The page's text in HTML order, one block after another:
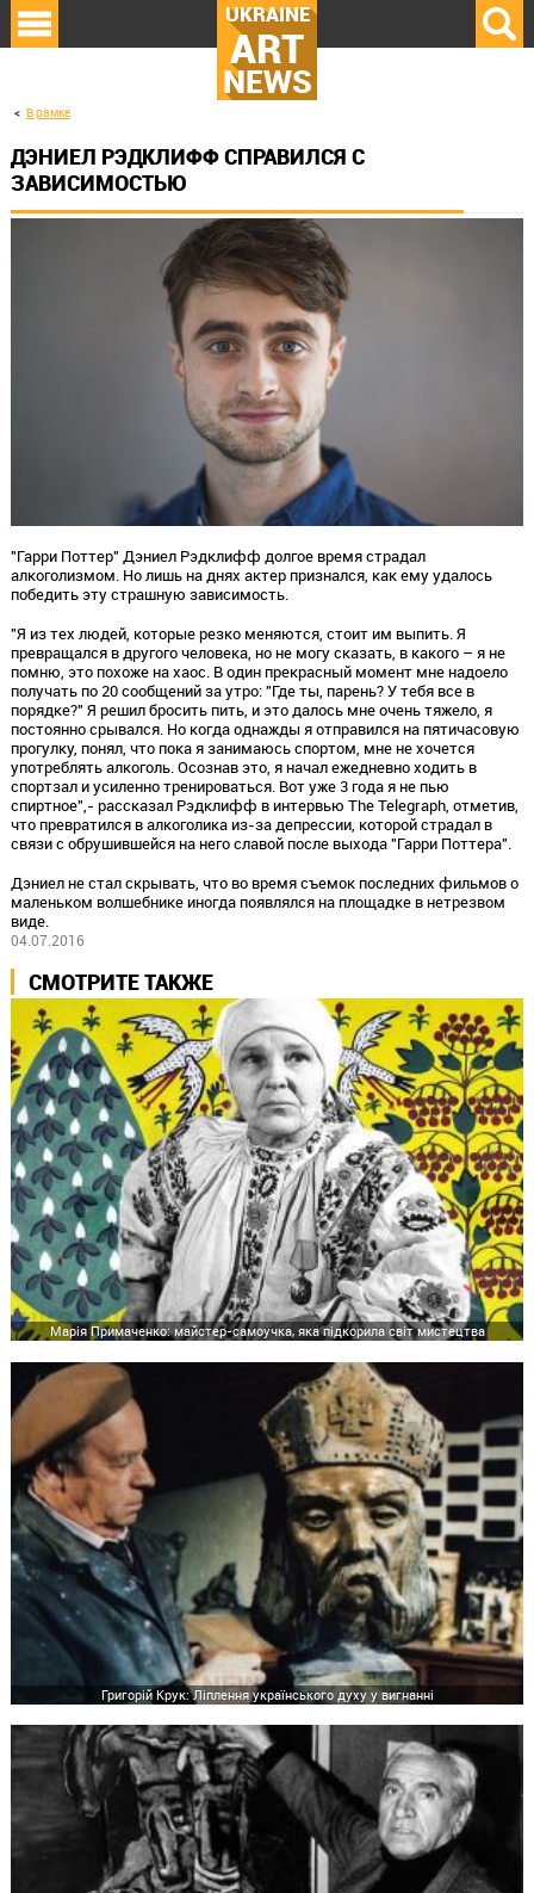
UKRAINE
ART
NEWS
В рамке
ДЭНИЕЛ РЭДКЛИФФ СПРАВИЛСЯ С
ЗАВИСИМОСТЬЮ
"Гарри Поттер" Дэниел Рэдклифф долгое время страдал
алкоголизмом. Но лишь на днях актер признался, как ему удалось
победить эту страшную зависимость.
"Я из тех людей, которые резко меняются, стоит им выпить. Я
превращался в другого человека, но не могу сказать, в какого – я не
помню, это похоже на хаос. В один прекрасный момент мне надоело
получать по 20 сообщений за утро: "Где ты, парень? У тебя все в
порядке?" Я решил бросить пить, и это далось мне очень тяжело, я
постоянно срывался. Но когда однажды я отправился на пятичасовую
прогулку, понял, что пока я занимаюсь спортом, мне не хочется
употреблять алкоголь. Осознав это, я начал ежедневно ходить в
спортзал и усиленно тренироваться. Вот уже 3 года я не пью
спиртное",- рассказал Рэдклифф в интервью The Telegraph, отметив,
что превратился в алкоголика из-за депрессии, которой страдал в
связи с обрушившейся на него славой после выхода "Гарри Поттера".
Дэниел не стал скрывать, что во время съемок последних фильмов о
маленьком волшебнике иногда появлялся на площадке в нетрезвом
виде.
04.07.2016
СМОТРИТЕ ТАКЖЕ
Марія Примаченко: майстер-самоучка, яка підкорила світ мистецтва
Григорій Крук: Ліплення українського духу у вигнанні